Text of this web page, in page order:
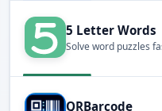
5 Letter Words
Solve word puzzles
QRBarcode